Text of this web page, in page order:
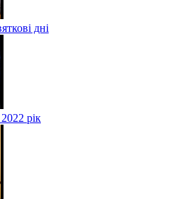
дні
рік